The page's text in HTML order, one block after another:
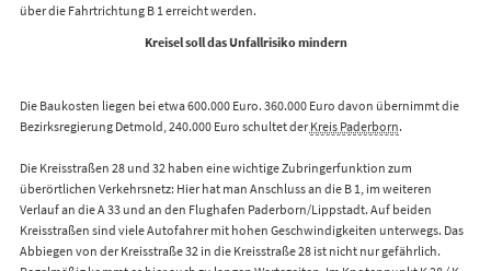
über die Fahrtrichtung B 1 erreicht werden.
Kreisel soll das Unfallrisiko mindern
Die Baukosten liegen bei etwa 600.000 Euro. 360.000 Euro davon übernimmt die
Bezirksregierung Detmold, 240.000 Euro schultet der Kreis Paderborn.
Die Kreisstraßen 28 und 32 haben eine wichtige Zubringerfunktion zum
überörtlichen Verkehrsnetz: Hier hat man Anschluss an die B 1, im weiteren
Verlauf an die A 33 und an den Flughafen Paderborn/Lippstadt. Auf beiden
Kreisstraßen sind viele Autofahrer mit hohen Geschwindigkeiten unterwegs. Das
Abbiegen von der Kreisstraße 32 in die Kreisstraße 28 ist nicht nur gefährlich.